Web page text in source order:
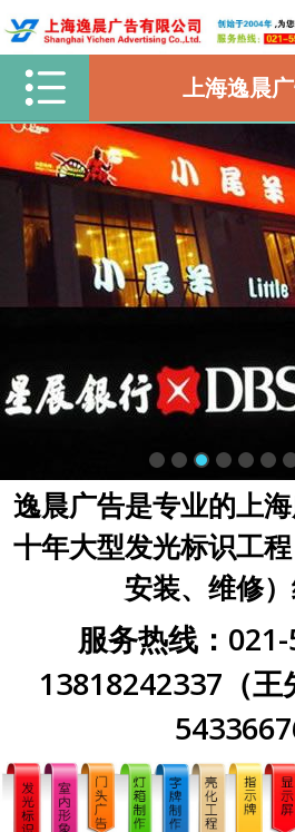
上海逸晨
逸晨广告是专业的上
十年大型发光标识工程
安装、维修）
服务热线：
13818242337（王